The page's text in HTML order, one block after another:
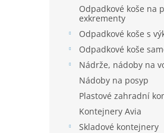
Odpadkové koše na
exkrementy
Odpadkové koše s
Odpadkové koše
Nádrže, nádoby na
Nádoby na posyp
Plastové zahradní
Kontejnery Avia
Skladové kontejnery